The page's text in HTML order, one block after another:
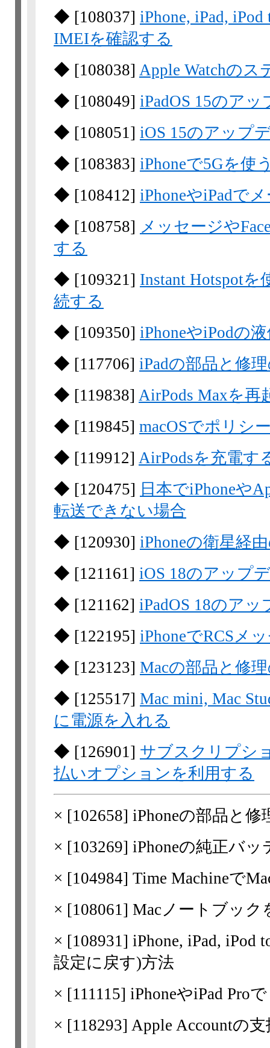
◆ [108037] iPhone, iPad,
IMEIを確認する
◆ [108038] Apple Watchの
◆ [108049] iPadOS 15のア
◆ [108051] iOS 15のアップ
◆ [108383] iPhoneで5Gを使
◆ [108412] iPhoneやiPadで
◆ [108758] メッセージや
する
◆ [109321] Instant Hotspot
続する
◆ [109350] iPhoneやiPodの
◆ [117706] iPadの部品と修
◆ [119838] AirPods Maxを
◆ [119845] macOSでポリシ
◆ [119912] AirPodsを充電す
◆ [120475] 日本でiPhoneや
転送できない場合
◆ [120930] iPhoneの衛星経
◆ [121161] iOS 18のアップ
◆ [121162] iPadOS 18のア
◆ [122195] iPhoneでRCSメ
◆ [123123] Macの部品と修
◆ [125517] Mac mini, Mac
に電源を入れる
◆ [126901] サブスクリプシ
払いオプションを利用する
× [102658] iPhoneの部品と
× [103269] iPhoneの純正バ
× [104984] Time Machineで
× [108061] Macノートブック
× [108931] iPhone, iPad, iPod
設定に戻す)方法
× [111115] iPhoneやiPad Pro
× [118293] Apple Accountの